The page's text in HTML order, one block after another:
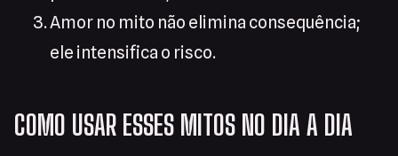
Amor no mito não elimina consequência;
ele intensifica o risco.
COMO USAR ESSES MITOS NO DIA A DIA